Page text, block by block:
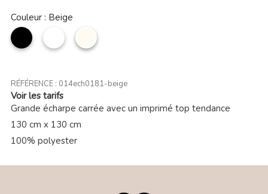
Couleur : Beige
noir Blanc Beige
RÉFÉRENCE : 014ech0181-beige
Voir les tarifs
Grande écharpe carrée avec un imprimé top tendance
130 cm x 130 cm
100% polyester